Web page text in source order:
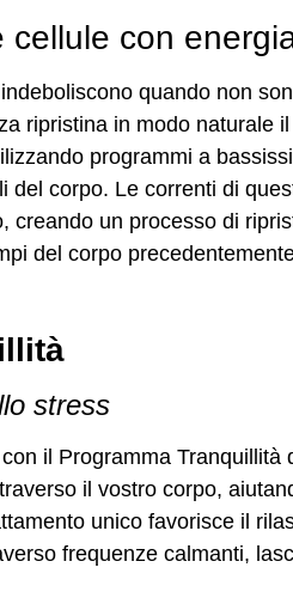
cellule con
quando non
ripristina in modo naturale
programmi a
del corpo. Le correnti di
creando un processo di
del corpo
stress
il Programma Tranquillità
il vostro corpo,
unico favorisce il
frequenze calmanti,